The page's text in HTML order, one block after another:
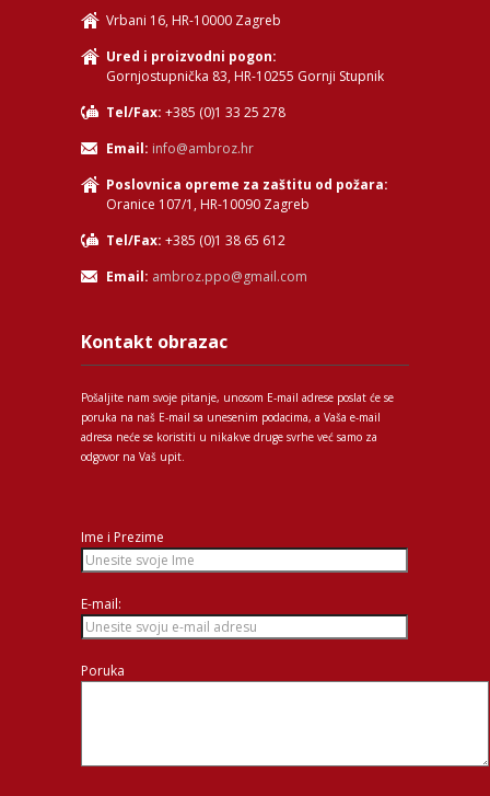
Vrbani 16, HR-10000 Zagreb
Ured i proizvodni pogon:
Gornjostupnička 83, HR-10255 Gornji Stupnik
Tel/Fax: +385 (0)1 33 25 278
Email: info@ambroz.hr
Poslovnica opreme za zaštitu od požara:
Oranice 107/1, HR-10090 Zagreb
Tel/Fax: +385 (0)1 38 65 612
Email: ambroz.ppo@gmail.com
Kontakt obrazac
Pošaljite nam svoje pitanje, unosom E-mail adrese poslat će se
poruka na naš E-mail sa unesenim podacima, a Vaša e-mail
adresa neće se koristiti u nikakve druge svrhe već samo za
odgovor na Vaš upit.
Ime i Prezime
E-mail:
Poruka